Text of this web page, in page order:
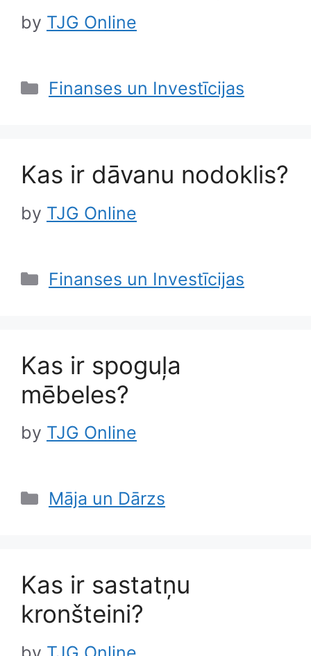
by TJG Online
Categories
Finanses un Investīcijas
Kas ir dāvanu nodoklis?
by TJG Online
Categories
Finanses un Investīcijas
Kas ir spoguļa
mēbeles?
by TJG Online
Categories
Māja un Dārzs
Kas ir sastatņu
kronšteini?